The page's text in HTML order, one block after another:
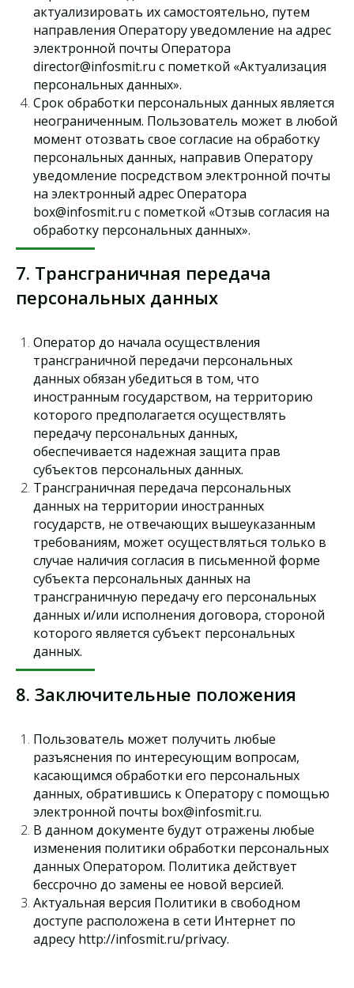
актуализировать их самостоятельно, путем
направления Оператору уведомление на адрес
электронной почты Оператора
director@infosmit.ru с пометкой «Актуализация
персональных данных».
Срок обработки персональных данных является
неограниченным. Пользователь может в любой
момент отозвать свое согласие на обработку
персональных данных, направив Оператору
уведомление посредством электронной почты
на электронный адрес Оператора
box@infosmit.ru с пометкой «Отзыв согласия на
обработку персональных данных».
7. Трансграничная передача
персональных данных
Оператор до начала осуществления
трансграничной передачи персональных
данных обязан убедиться в том, что
иностранным государством, на территорию
которого предполагается осуществлять
передачу персональных данных,
обеспечивается надежная защита прав
субъектов персональных данных.
Трансграничная передача персональных
данных на территории иностранных
государств, не отвечающих вышеуказанным
требованиям, может осуществляться только в
случае наличия согласия в письменной форме
субъекта персональных данных на
трансграничную передачу его персональных
данных и/или исполнения договора, стороной
которого является субъект персональных
данных.
8. Заключительные положения
Пользователь может получить любые
разъяснения по интересующим вопросам,
касающимся обработки его персональных
данных, обратившись к Оператору с помощью
электронной почты box@infosmit.ru.
В данном документе будут отражены любые
изменения политики обработки персональных
данных Оператором. Политика действует
бессрочно до замены ее новой версией.
Актуальная версия Политики в свободном
доступе расположена в сети Интернет по
адресу http://infosmit.ru/privacy.
Сколково, район Технопарк
О КОМПАНИИ
Аккредитация
Объекты
Новости
Контакты
Испытания бетона на прочность
Коэффициент уплотнения песка и засыпок
Генеральное лабораторное сопровождение
Испытание лестниц и ограждений кровли
Испытание стяжки на прочность
Уплотнение щебня и ПГС
Контроль длины и сплошности свай
Входной контроль бетонной смеси
Контроль уплотнения асфальтобетона
Испытание арматуры и каркасов
© ООО "ИНФОСМИТ",
2013 - 2026. Все права защищены.
Политика конфиденциальности
Разработка сайта Е. Иваненко